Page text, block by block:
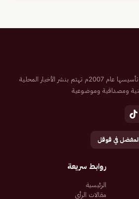
صحيفة إلكترونية سعودية تم تأسيسها عام 2007م تهتم بنشر الأخبار المحلية
ومصداقية وموضوعية
في قوقل
روابط سريعة
الرئيسية
مقالات الرأي